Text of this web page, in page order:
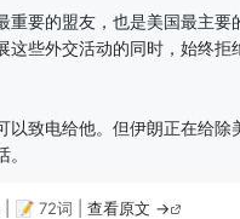
重要的盟友，也是美国最主要
这些外交活动的同时，始终拒
以致电给他。但伊朗正在给除
📝 72词 | 查看原文 →